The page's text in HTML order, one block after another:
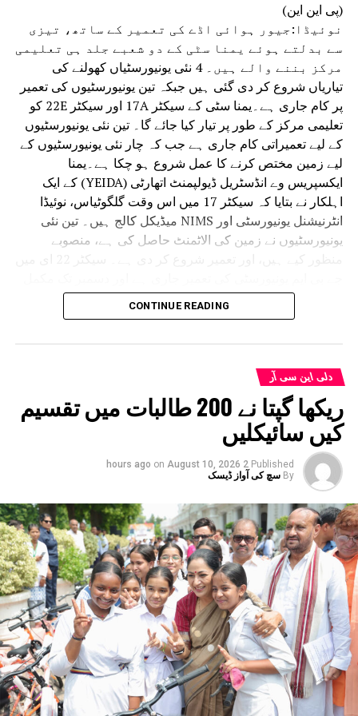
گھوٹالے کی حقیقت کو بے نقاب کرتے رہیں
گے۔”انہوں نے حکومت سے تین سوالات پوچھے: “طالبات
کے لیے خریدی گئی سائیکلوں میں بے ضابطگیاں
کیوں ہوئیں؟ سرکاری فنڈز کا حساب کون دے گا؟ اس
پورے معاملے کی غیر جانبدارانہ تحقیقات کب ہوں
گی؟”دوپہر کے کھانے کے بعد کے اجلاس کے دوران،
ہنگامہ آرائی کے بعد، حکمراں پارٹی کے ایم ایل
ایز نے کہا کہ اگر وہ سجاوٹ کو برقرار رکھتے ہیں
تو انہیں ایوان میں واپس بلایا جاسکتا ہے۔
اسمبلی کے اسپیکر وجیندر گپتا نے کہا، “تین
اراکین نے ایوان کو نظرانداز کیا، یہ اپوزیشن
کا کام ہے کہ وہ اپنے خیالات پیش کریں اور بامعنی
بحث کریں، سجاوٹ کی خلاف ورزی کرنا درست نہیں ہے۔
(پی این این)
نوئیڈا:جیور ہوائی اڈے کی تعمیر کے ساتھ، تیزی
سے بدلتے ہوئے یمنا سٹی کے دو شعبے جلد ہی تعلیمی
مرکز بننے والے ہیں۔ 4 نئی یونیورسٹیاں کھولنے کی
تیاریاں شروع کر دی گئی ہیں جبکہ تین یونیورسٹیوں کی تعمیر
پر کام جاری ہے۔یمنا سٹی کے سیکٹر 17A اور سیکٹر 22E کو
تعلیمی مرکز کے طور پر تیار کیا جائے گا۔ تین نئی یونیورسٹیوں
کے لیے تعمیراتی کام جاری ہے جب کہ چار نئی یونیورسٹیوں کے
لیے زمین مختص کرنے کا عمل شروع ہو چکا ہے۔یمنا
ایکسپریس وے انڈسٹریل ڈیولپمنٹ اتھارٹی (YEIDA) کے ایک
اہلکار نے بتایا کہ سیکٹر 17 میں اس وقت گلگوٹیاس، نوئیڈا
انٹرنیشنل یونیورسٹی اور NIMS میڈیکل کالج ہیں۔ تین نئی
یونیورسٹیوں نے زمین کی الاٹمنٹ حاصل کی ہے، منصوبے
ہو جائے گی۔
نرسی مونجی یونیورسٹی نے بھی اسی سیکٹر میں منصوبوں کی
بجاج یونیورسٹی میں تعمیراتی کام جاری ہے۔ ایمیٹی
یونیورسٹی، لائیڈ، بابو بنارسی داس، اور مہاتما گاندھی
یونیورسٹیوں کے لیے زمین مختص کرنے کا عمل جاری ہے۔ ان
اداروں کو اراضی کی الاٹمنٹ جلد متوقع ہے۔سیویتا انسٹی ٹیوٹ
آف میڈیکل اینڈ ٹیکنیکل سائنسز نے 250 ایکڑ اراضی کی
کرے گا۔ ایم ڈی آئی گروگرام نے 50 ایکڑ اراضی کی درخواست
کی ہے۔ یہ ادارہ IIM احمد آباد، اندور، اور کلکتہ سے اوپر ہے۔
لنک یونیورسٹی کالج ملائیشیا نے 100 ایکڑ اراضی کی درخواست
کی ہے۔ مزید برآں، امریکن لیڈرشپ اکیڈمی نے 100 ایکڑ
اراضی حاصل کی ہے۔ یہ گروپ 1,000 کروڑ روپے کی سرمایہ
کاری کرے گا۔ شاردا ایجوکیشنل ٹرسٹ نے 10 بین الاقوامی
یونیورسٹیوں کے لیے کیمپس کھولنے کے لیے زمین
کی درخواست کی ہے۔
یامونا سٹی اینیمیشن، ویژول ایفیکٹس، گیمنگ
اور کامکس کے ساتھ ساتھ مصنوعی ذہانت کے علاوہ
ٹیسٹنگ بھی پیش کرے گا۔ وزیراعلیٰ نے اے آئی پارک
CONTINUE READING
دلی این سی آر
ریکھا گپتا نے 200 طالبات میں تقسیم
کیں سائیکلیں
Published
2 hours ago
on August 10, 2026
By سچ کی آواز ڈیسک